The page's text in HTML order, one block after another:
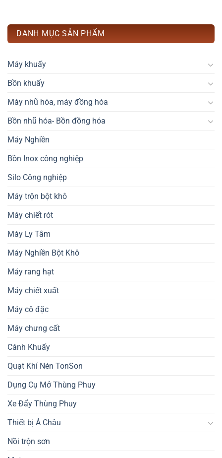
DANH MỤC SẢN PHẨM
Máy khuấy
Bồn khuấy
Máy nhũ hóa, máy đồng hóa
Bồn nhũ hóa- Bồn đồng hóa
Máy Nghiền
Bồn Inox công nghiệp
Silo Công nghiệp
Máy trộn bột khô
Máy chiết rót
Máy Ly Tâm
Máy Nghiền Bột Khô
Máy rang hạt
Máy chiết xuất
Máy cô đặc
Máy chưng cất
Cánh Khuấy
Quạt Khí Nén TonSon
Dụng Cụ Mở Thùng Phuy
Xe Đẩy Thùng Phuy
Thiết bị Á Châu
Nồi trộn sơn